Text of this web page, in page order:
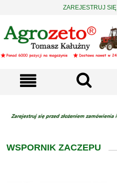
ZAREJESTRUJ SIĘ
WSPORNIK ZACZEPU